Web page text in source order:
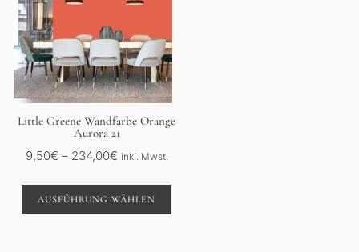
Little Greene Wandfarbe Orange
Aurora 21
9,50€ – 234,00€Preisspanne:
bis
234,00€
inkl. Mwst.
AUSFÜHRUNG WÄHLEN
auf.
Optionen
können
auf
der
Produktseite
gewählt